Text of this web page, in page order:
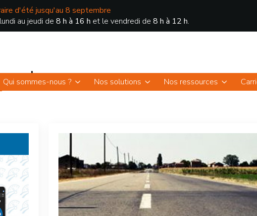
d'été jusqu'au 8 septembre
au jeudi de 8 h à 16 h et le vendredi de 8 h à 12 h.
Qui sommes-nous ?
Nos solutions Nos ressources